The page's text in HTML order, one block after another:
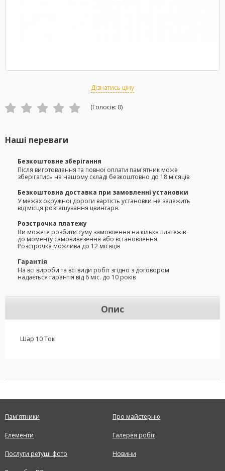
Дізнатись ціну
(Голосів: 0)
Наші переваги
Безкоштовне зберігання
Після виготовлення та повної оплати пам'ятник може
зберігатись на нашому складі безкоштовно до 18 місяців
Безкоштовна доставка при замовленні установки
У межах окружної дороги вартість установки не залежить
від місця розташування цвинтаря.
Розстрочка платежу
Ви можете розбити суму замовлення на кілька платежів
до моменту самовивезення або встановлення.
Розстрочка можлива до 12 місяців
Гарантія
На всі вироби та всі види робіт згідно з договором
надається гарантія від 6 міс. до 10 років
Опис
Шар 10 Ток
Пам'ятники
Елементи
Послуги ретуші фото
Про майстерню
Галерея робіт
Новини